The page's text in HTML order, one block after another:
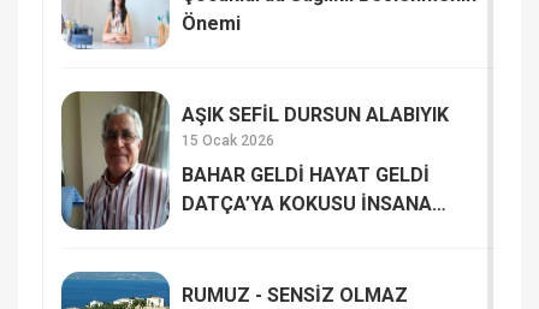
Önemi
AŞIK SEFİL DURSUN ALABIYIK
15 Ocak 2026
BAHAR GELDİ HAYAT GELDİ
DATÇA’YA KOKUSU İNSANA
RUMUZ - SENSİZ OLMAZ